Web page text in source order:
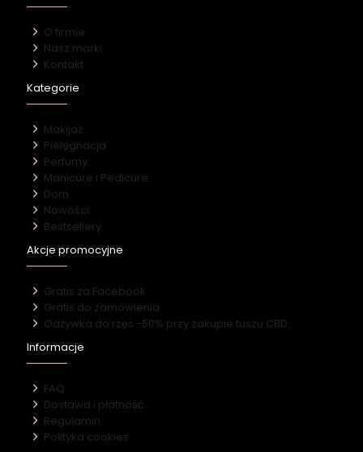
O firmie
Nasz marki
Kontakt
Kategorie
Makijaż
Pielęgnacja
Perfumy
Manicure i Pedicure
Dom
Nowości
Bestsellery
Akcje promocyjne
Gratis za Facebook
Gratis do zamówienia
Odżywka do rzęs -50% przy zakupie tuszu CBD
Informacje
FAQ
Dostawa i płatność
Regulamin
Polityka cookies